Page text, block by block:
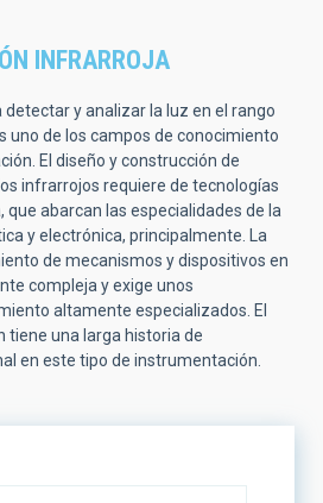
INFRARROJA
detectar y analizar la luz en el rango
uno de los campos de conocimiento
El diseño y construcción de
infrarrojos requiere de tecnologías
que abarcan las especialidades de la
y electrónica, principalmente. La
de mecanismos y dispositivos en
compleja y exige unos
altamente especializados. El
tiene una larga historia de
en este tipo de instrumentación.